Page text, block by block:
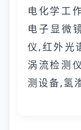
电化学工
电子显微
仪,红外光
涡流检测
测设备,氢